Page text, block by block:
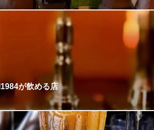
ストロ 街角Over‐ground まちぐら
トロ
崎駅 徒歩7分
本町1-10-1 リュービマンション1F
30種類以上常備しております。日本の地ビー
ンダやイスラエルなど、なかなかお目にかか
用意。すっきり軽めの口当たりのものか
で多種多彩。肉料理とのペアリングがおすす
そろうワインもぜひ！
ビール ブッチャーズキッチン 鹿島田店
バル
駅西口 徒歩3分
平間115 山治ビル2F
が飲める店
生ビールをお届けしたい！！ この想いでこだ